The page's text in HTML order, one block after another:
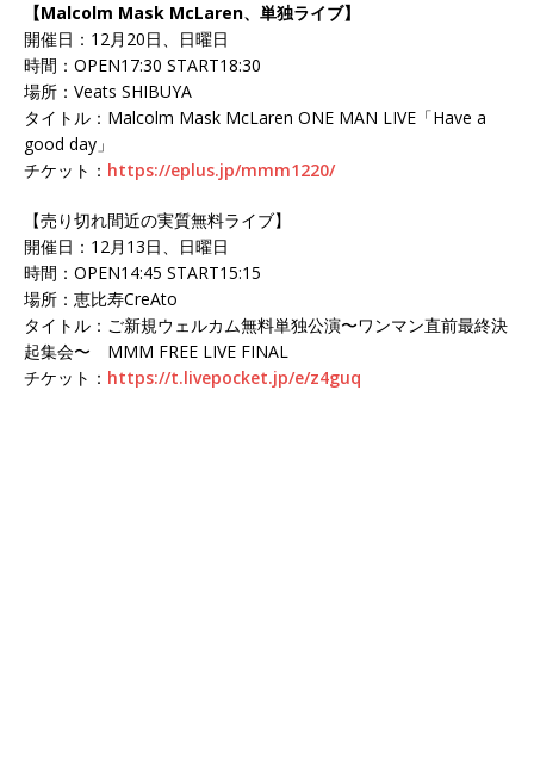
【Malcolm Mask McLaren、単独ライブ】
開催日：12月20日、日曜日
時間：OPEN17:30 START18:30
場所：Veats SHIBUYA
タイトル：Malcolm Mask McLaren ONE MAN LIVE「Have a
good day」
チケット： https://eplus.jp/mmm1220/
【売り切れ間近の実質無料ライブ】
開催日：12月13日、日曜日
時間：OPEN14:45 START15:15
場所：恵比寿CreAto
タイトル：ご新規ウェルカム無料単独公演〜ワンマン直前最終決
起集会〜 MMM FREE LIVE FINAL
チケット： https://t.livepocket.jp/e/z4guq